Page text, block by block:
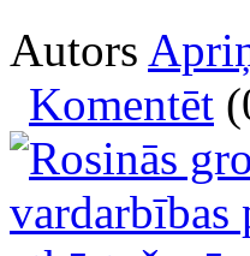
Autors
Komentēt